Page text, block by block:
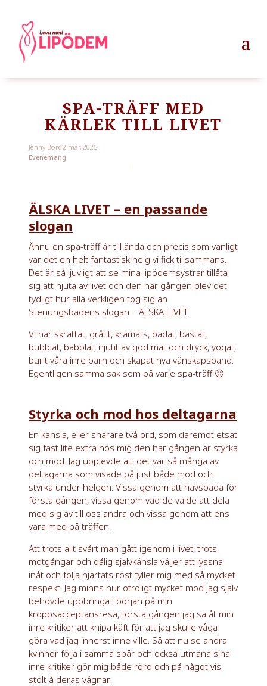
SPA-TRÄFF MED
KÄRLEK TILL LIVET
Jenny Borg12 mar, 2025
Evenemang
ÄLSKA LIVET – en passande
slogan
Ännu en spa-träff är till ända och precis som vanligt
var det en helt fantastisk helg vi fick tillsammans.
Det är så ljuvligt att se mina lipödemsystrar tillåta
sig att njuta av livet och den här gången blev det
tydligt hur alla verkligen tog sig an
Stenungsbadens slogan – ÄLSKA LIVET.
Vi har skrattat, gråtit, kramats, badat, bastat,
bubblat, babblat, njutit av god mat och dryck, yogat,
burit våra inre barn och skapat nya vänskapsband.
Egentligen samma sak som på varje spa-träff 🙂
Styrka och mod hos deltagarna
En känsla, eller snarare två ord, som däremot etsat
sig fast lite extra hos mig den här gången är styrka
och mod. Jag upplevde att det var så många av
deltagarna som visade på just både mod och
styrka under helgen. Vissa genom att havsbada för
första gången, vissa genom vad de valde att dela
med sig av till oss andra och vissa genom att ens
vara med på träffen.
Att trots allt svårt man gått igenom i livet, trots
motgångar och dålig självkänsla väljer att lyssna
inåt och följa hjärtats röst fyller mig med så mycket
respekt. Jag minns hur otroligt mycket mod jag själv
behövde uppbringa i början på min
kroppsacceptansresa, första gången jag sa åt min
inre kritiker att knipa käft för att jag skulle våga
göra vad jag innerst inne ville. Så att nu se andra
kvinnor följa i samma spår och också utmana sina
inre kritiker gör mig både rörd och på något vis
stolt å deras vägnar.